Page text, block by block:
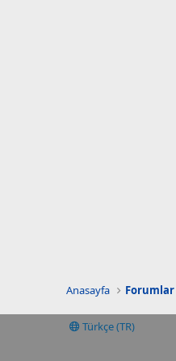
Anasayfa Forumlar
Türkçe (TR)